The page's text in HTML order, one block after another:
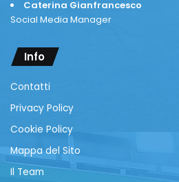
Caterina Gianfrancesco
Social Media Manager
Info
Contatti
Privacy Policy
Cookie Policy
Mappa del Sito
Il Team